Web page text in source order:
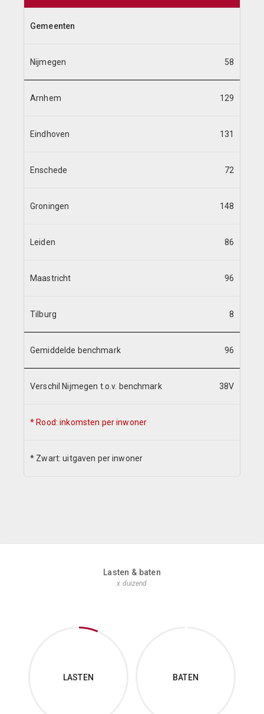
Gemeenten
Nijmegen 58
Arnhem 129
Eindhoven 131
Enschede 72
Groningen 148
Leiden 86
Maastricht 96
Tilburg 8
Gemiddelde benchmark 96
Verschil Nijmegen t.o.v. benchmark 38V
* Rood: inkomsten per inwoner
* Zwart: uitgaven per inwoner
Lasten & baten
x duizend
LASTEN BATEN